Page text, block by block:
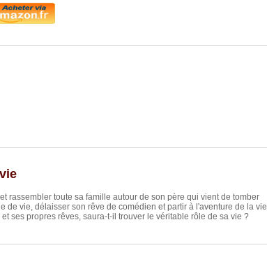
rassembler toute sa famille autour de son père qui vient de tomber
de vie, délaisser son rêve de comédien et partir à l'aventure de la vie
ses propres rêves, saura-t-il trouver le véritable rôle de sa vie ?